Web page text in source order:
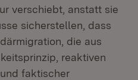
verschiebt, anstatt sie
sicherstellen, dass
die aus
reaktiven
faktischer